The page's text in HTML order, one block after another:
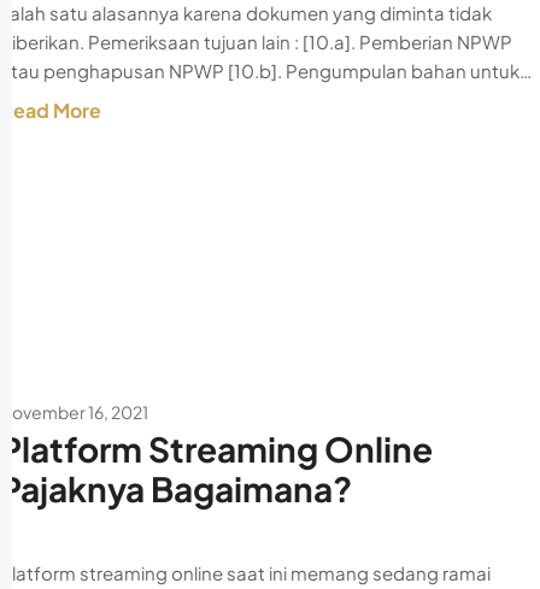
salah satu alasannya karena dokumen yang diminta tidak
diberikan. Pemeriksaan tujuan lain : [10.a]. Pemberian NPWP
atau penghapusan NPWP [10.b]. Pengumpulan bahan untuk…
Read More
November 16, 2021
Platform Streaming Online
Pajaknya Bagaimana?
Platform streaming online saat ini memang sedang ramai